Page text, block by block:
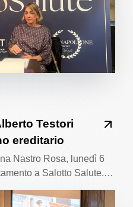
Testori
ereditario
Nastro Rosa, lunedì 6
a Salotto Salute.…